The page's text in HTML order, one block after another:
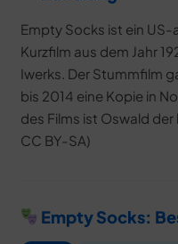
Empty Socks ist ein
Kurzfilm aus dem Jahr
Iwerks. Der Stummfilm
bis 2014 eine Kopie in
des Films ist Oswald der
CC BY-SA)
Empty Socks: